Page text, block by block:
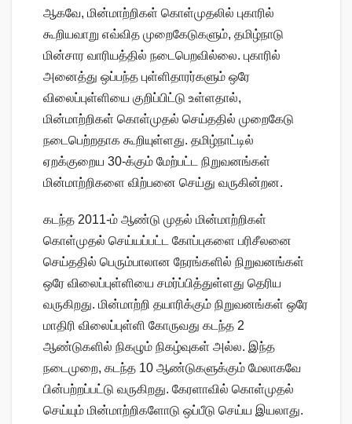
ஆகவே, மின்மாற்றிகள் கொள்முதலில் புகாரில்
கூறியவாறு எவ்வித முறைகேடுகளும், தமிழ்நாடு
மின்சார வாரியத்தில் நடைபெறவில்லை. புகாரில்
அனைத்து ஒப்பந்த புள்ளிதாரர்களும் ஒரே
விலைப்புள்ளியை குறிப்பிட்டு உள்ளதால்,
மின்மாற்றிகள் கொள்முதல் செய்ததில் முறைகேடு
நடைபெற்றதாக கூறியுள்ளது. தமிழ்நாட்டில்
ஏறக்குறைய 30-க்கும் மேற்பட்ட நிறுவனங்கள்
மின்மாற்றிகளை விற்பனை செய்து வருகின்றன.
கடந்த 2011-ம் ஆண்டு முதல் மின்மாற்றிகள்
கொள்முதல் செய்யப்பட்ட கோப்புகளை பரிசீலனை
செய்ததில் பெரும்பாலான நேரங்களில் நிறுவனங்கள்
ஒரே விலைப்புள்ளியை சமர்ப்பித்துள்ளது தெரிய
வருகிறது. மின்மாற்றி தயாரிக்கும் நிறுவனங்கள் ஒரே
மாதிரி விலைப்புள்ளி கோருவது கடந்த 2
ஆண்டுகளில் நிகழும் நிகழ்வுகள் அல்ல. இந்த
நடைமுறை, கடந்த 10 ஆண்டுகளுக்கும் மேலாகவே
பின்பற்றப்பட்டு வருகிறது. கேரளாவில் கொள்முதல்
செய்யும் மின்மாற்றிகளோடு ஒப்பீடு செய்ய இயலாது.